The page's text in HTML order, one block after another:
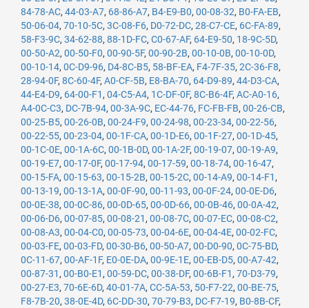
84-78-AC, 44-03-A7, 68-86-A7, B4-E9-B0, 00-08-32, B0-FA-EB,
50-06-04, 70-10-5C, 3C-08-F6, D0-72-DC, 28-C7-CE, 6C-FA-89,
58-F3-9C, 34-62-88, 88-1D-FC, C0-67-AF, 64-E9-50, 18-9C-5D,
00-50-A2, 00-50-F0, 00-90-5F, 00-90-2B, 00-10-0B, 00-10-0D,
00-10-14, 0C-D9-96, D4-8C-B5, 58-BF-EA, F4-7F-35, 2C-36-F8,
28-94-0F, 8C-60-4F, A0-CF-5B, E8-BA-70, 64-D9-89, 44-D3-CA,
44-E4-D9, 64-00-F1 , 04-C5-A4, 1C-DF-0F, 8C-B6-4F, AC-A0-16,
A4-0C-C3, DC-7B-94, 00-3A-9C, EC-44-76, FC-FB-FB, 00-26-CB,
00-25-B5, 00-26-0B, 00-24-F9, 00-24-98, 00-23-34, 00-22-56,
00-22-55, 00-23-04, 00-1F-CA, 00-1D-E6, 00-1F-27, 00-1D-45,
00-1C-0E, 00-1A-6C, 00-1B-0D, 00-1A-2F, 00-19-07, 00-19-A9,
00-19-E7, 00-17-0F, 00-17-94, 00-17-59, 00-18-74, 00-16-47,
00-15-FA, 00-15-63, 00-15-2B, 00-15-2C, 00-14-A9, 00-14-F1 ,
00-13-19, 00-13-1A, 00-0F-90, 00-11-93, 00-0F-24, 00-0E-D6,
00-0E-38, 00-0C-86, 00-0D-65, 00-0D-66, 00-0B-46, 00-0A-42,
00-06-D6, 00-07-85, 00-08-21 , 00-08-7C, 00-07-EC, 00-08-C2,
00-08-A3, 00-04-C0, 00-05-73, 00-04-6E, 00-04-4E, 00-02-FC,
00-03-FE, 00-03-FD, 00-30-B6, 00-50-A7, 00-D0-90, 0C-75-BD,
0C-11-67, 00-AF-1F, E0-0E-DA, 00-9E-1E, 00-EB-D5, 00-A7-42,
00-87-31 , 00-B0-E1 , 00-59-DC, 00-38-DF, 00-6B-F1 , 70-D3-79,
00-27-E3, 70-6E-6D, 40-01-7A, CC-5A-53, 50-F7-22, 00-BE-75,
F8-7B-20, 38-0E-4D, 6C-DD-30, 70-79-B3, DC-F7-19, B0-8B-CF,